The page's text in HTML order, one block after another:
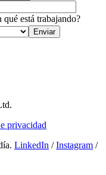
qué está trabajando?
Enviar
privacidad
LinkedIn /Instagram /